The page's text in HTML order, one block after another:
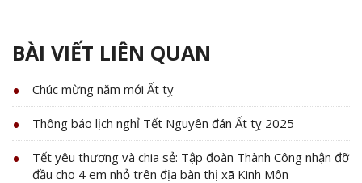
BÀI VIẾT LIÊN QUAN
Chúc mừng năm mới Ất tỵ
Thông báo lịch nghỉ Tết Nguyên đán Ất tỵ 2025
Tết yêu thương và chia sẻ: Tập đoàn Thành Công nhận đỡ
đầu cho 4 em nhỏ trên địa bàn thị xã Kinh Môn